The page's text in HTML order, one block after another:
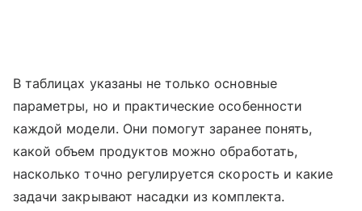
В таблицах указаны не только основные
параметры, но и практические особенности
каждой модели. Они помогут заранее понять,
какой объем продуктов можно обработать,
насколько точно регулируется скорость и какие
задачи закрывают насадки из комплекта.